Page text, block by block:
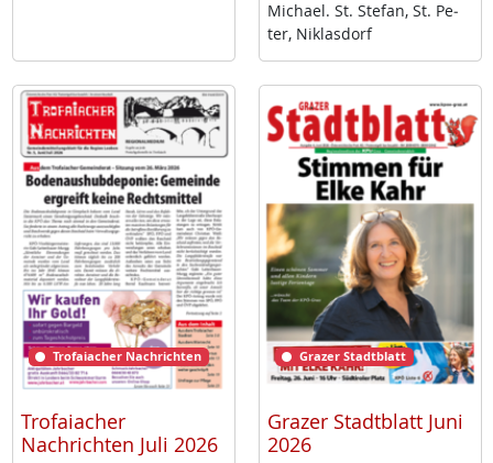
Mi­cha­el. St. Ste­fan, St. Pe­
ter, Niklas­dorf
Trofaiacher Nachrichten
Trofaiacher
Nachrichten Juli 2026
Grazer Stadtblatt
Grazer Stadtblatt Juni
2026